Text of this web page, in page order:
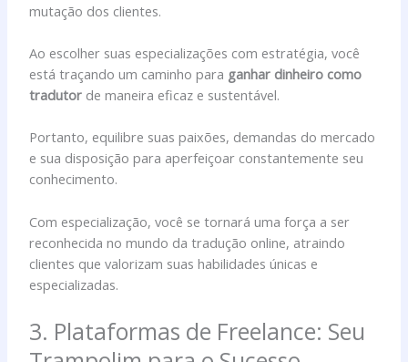
mutação dos clientes.
Ao escolher suas especializações com estratégia, você
está traçando um caminho para ganhar dinheiro como
tradutor de maneira eficaz e sustentável.
Portanto, equilibre suas paixões, demandas do mercado
e sua disposição para aperfeiçoar constantemente seu
conhecimento.
Com especialização, você se tornará uma força a ser
reconhecida no mundo da tradução online, atraindo
clientes que valorizam suas habilidades únicas e
especializadas.
3. Plataformas de Freelance: Seu